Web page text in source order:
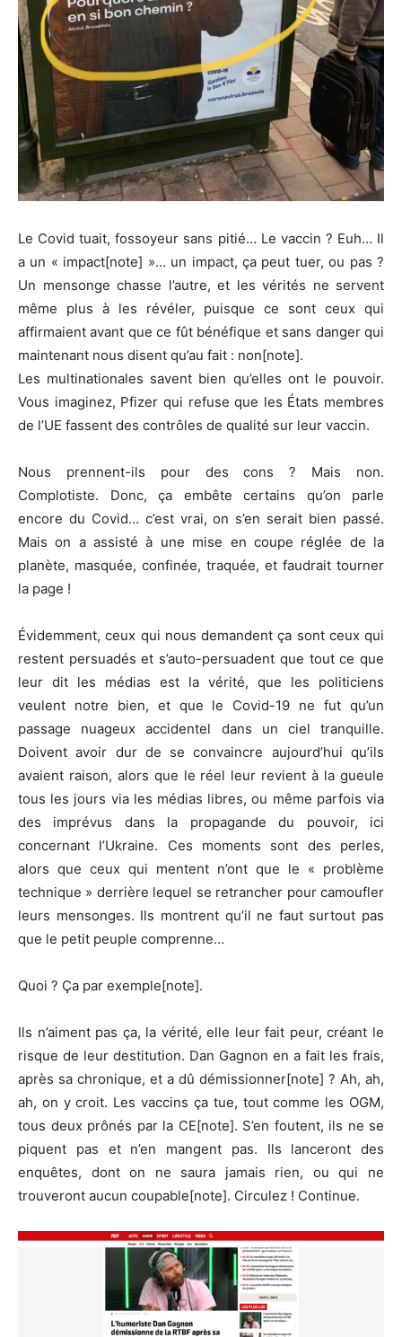
Le Covid tuait, fossoyeur sans pitié… Le vaccin ? Euh… Il
a un « impact[note] »… un impact, ça peut tuer, ou pas ?
Un mensonge chasse l’autre, et les vérités ne servent
même plus à les révéler, puisque ce sont ceux qui
affirmaient avant que ce fût bénéfique et sans danger qui
maintenant nous disent qu’au fait : non[note].
Les multinationales savent bien qu’elles ont le pouvoir.
Vous imaginez, Pfizer qui refuse que les États membres
de l’UE fassent des contrôles de qualité sur leur vaccin.
Nous prennent-ils pour des cons ? Mais non.
Complotiste. Donc, ça embête certains qu’on parle
encore du Covid… c’est vrai, on s’en serait bien passé.
Mais on a assisté à une mise en coupe réglée de la
planète, masquée, confinée, traquée, et faudrait tourner
la page !
Évidemment, ceux qui nous demandent ça sont ceux qui
restent persuadés et s’auto-persuadent que tout ce que
leur dit les médias est la vérité, que les politiciens
veulent notre bien, et que le Covid-19 ne fut qu’un
passage nuageux accidentel dans un ciel tranquille.
Doivent avoir dur de se convaincre aujourd’hui qu’ils
avaient raison, alors que le réel leur revient à la gueule
tous les jours via les médias libres, ou même parfois via
des imprévus dans la propagande du pouvoir, ici
concernant l’Ukraine. Ces moments sont des perles,
alors que ceux qui mentent n’ont que le « problème
technique » derrière lequel se retrancher pour camoufler
leurs mensonges. Ils montrent qu’il ne faut surtout pas
que le petit peuple comprenne…
Quoi ? Ça par exemple[note].
Ils n’aiment pas ça, la vérité, elle leur fait peur, créant le
risque de leur destitution. Dan Gagnon en a fait les frais,
après sa chronique, et a dû démissionner[note] ? Ah, ah,
ah, on y croit. Les vaccins ça tue, tout comme les OGM,
tous deux prônés par la CE[note]. S’en foutent, ils ne se
piquent pas et n’en mangent pas. Ils lanceront des
enquêtes, dont on ne saura jamais rien, ou qui ne
trouveront aucun coupable[note]. Circulez ! Continue.